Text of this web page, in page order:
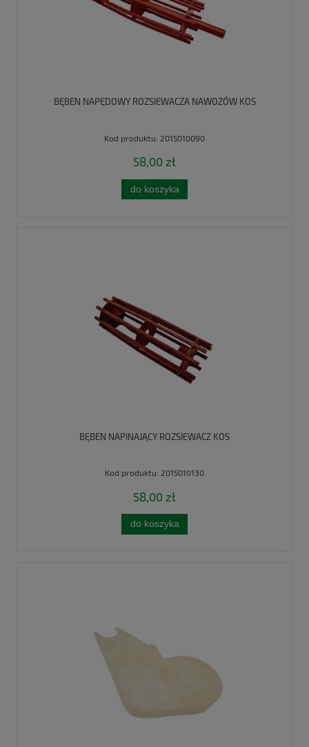
BĘBEN NAPĘDOWY ROZSIEWACZA NAWOZÓW KOS
Kod produktu: 2015010090
58,00 zł
do koszyka
BĘBEN NAPINAJĄCY ROZSIEWACZ KOS
Kod produktu: 2015010130
58,00 zł
do koszyka